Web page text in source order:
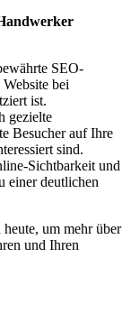
SEO-
bei
ist.
gezielte
Besucher auf Ihre
sind.
Sichtbarkeit und
einer deutlichen
um mehr über
und Ihren